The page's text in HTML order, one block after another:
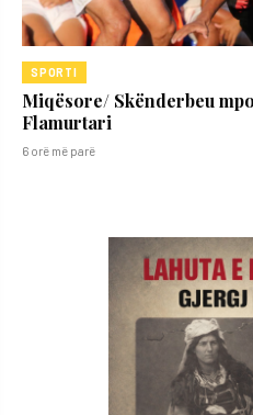
SPORTI
Miqësore/ Skënderbeu
Flamurtari
6 orë më parë